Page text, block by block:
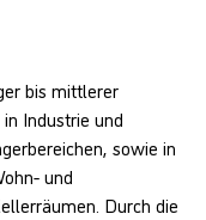
bis mittlerer
Industrie und
sowie in
und
Durch die